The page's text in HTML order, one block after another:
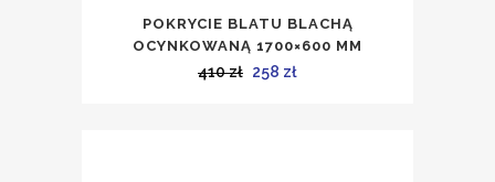
POKRYCIE BLATU BLACHĄ
OCYNKOWANĄ 1700×600 MM
410zł Pierwotna
258 złAktualna